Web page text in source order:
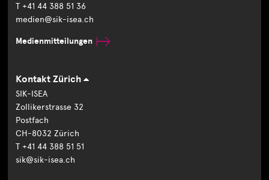
T +41 44 388 51 36
medien@sik-isea.ch
Medienmitteilungen
Kontakt Zürich
SIK-ISEA
Zollikerstrasse 32
Postfach
CH-8032 Zürich
T +41 44 388 51 51
sik@sik-isea.ch